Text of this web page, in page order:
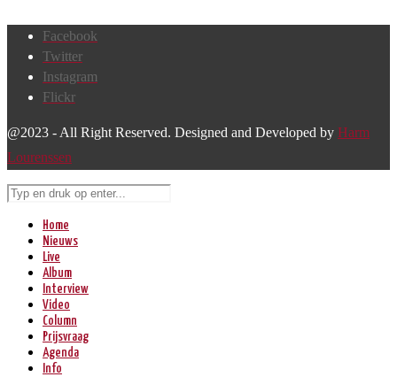
Facebook
Twitter
Instagram
Flickr
@2023 - All Right Reserved. Designed and Developed by Harm
Lourenssen
Home
Nieuws
Live
Album
Interview
Video
Column
Prijsvraag
Agenda
Info